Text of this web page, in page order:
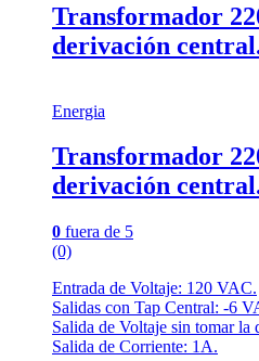
Transformador
derivación
Energia
Transformador
derivación
0 fuera de 5
(0)
Entrada de Voltaje: 120 VAC.
Salidas con Tap Central: -6
Salida de Voltaje sin tomar
Salida de Corriente: 1A.